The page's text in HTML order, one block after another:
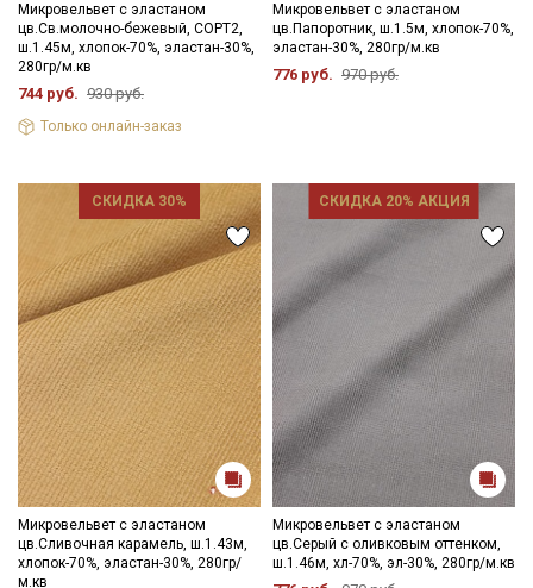
Микровельвет с эластаном
цв.Св.молочно-бежевый, СОРТ2,
ш.1.45м, хлопок-70%, эластан-30%,
280гр/м.кв
744 руб. 930 руб.
Только онлайн-заказ
Микровельвет с эластаном
цв.Папоротник, ш.1.5м, хлопок-70%,
эластан-30%, 280гр/м.кв
776 руб. 970 руб.
СКИДКА 30%
Микровельвет с эластаном
цв.Сливочная карамель, ш.1.43м,
хлопок-70%, эластан-30%, 280гр/
м.кв
СКИДКА 20% АКЦИЯ
Микровельвет с эластаном
цв.Серый с оливковым оттенком,
ш.1.46м, хл-70%, эл-30%, 280гр/м.кв